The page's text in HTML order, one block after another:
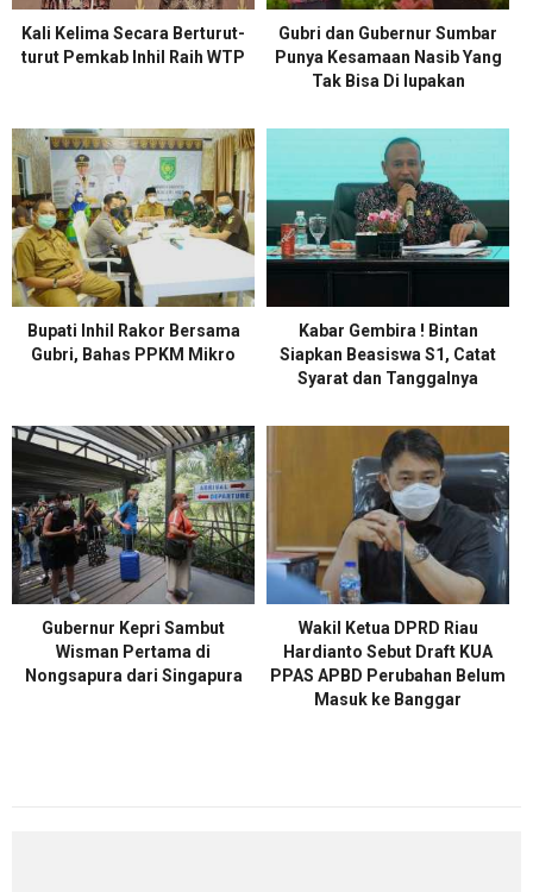
Kali Kelima Secara Berturut-
turut Pemkab Inhil Raih WTP
Gubri dan Gubernur Sumbar
Punya Kesamaan Nasib Yang
Tak Bisa Di lupakan
Bupati Inhil Rakor Bersama
Gubri, Bahas PPKM Mikro
Kabar Gembira ! Bintan
Siapkan Beasiswa S1, Catat
Syarat dan Tanggalnya
Gubernur Kepri Sambut
Wisman Pertama di
Nongsapura dari Singapura
Wakil Ketua DPRD Riau
Hardianto Sebut Draft KUA
PPAS APBD Perubahan Belum
Masuk ke Banggar